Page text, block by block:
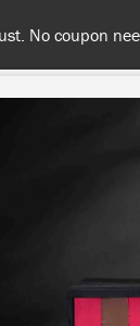
No coupon